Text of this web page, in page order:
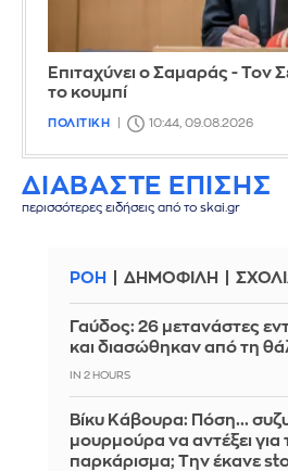
Επιταχύνει ο Σαμαράς - Τον
το κουμπί
ΠΟΛΙΤΙΚΗ 10:44, 09.08.2026
ΔΙΑΒΑΣΤΕ ΕΠΙΣΗΣ
περισσότερες ειδήσεις από το skai.gr
ΡΟΗ ΔΗΜΟΦΙΛΗ
Γαύδος: 26 μετανάστες
και διασώθηκαν από τη
IN 2 HOURS
Βίκυ Κάβουρα: Πόση...
μουρμούρα να αντέξει για
παρκάρισμα; Την έκανε